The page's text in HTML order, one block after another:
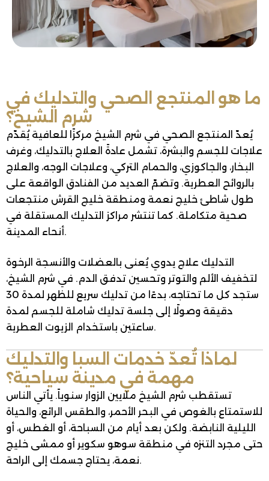
ما هو المنتجع الصحي والتدليك في
شرم الشيخ؟
يُعدّ المنتجع الصحي في شرم الشيخ مركزًا للعافية يُقدّم
علاجات للجسم والبشرة، تشمل عادةً العلاج بالتدليك، وغرف
البخار، والجاكوزي، والحمام التركي، وعلاجات الوجه، والعلاج
بالروائح العطرية. وتضمّ العديد من الفنادق الواقعة على
طول شاطئ خليج نعمة ومنطقة خليج القرش منتجعات
صحية متكاملة. كما تنتشر مراكز التدليك المستقلة في
أنحاء المدينة.
التدليك علاج يدوي يُعنى بالعضلات والأنسجة الرخوة
لتخفيف الألم والتوتر وتحسين تدفق الدم. في شرم الشيخ،
ستجد كل ما تحتاجه، بدءًا من تدليك سريع للظهر لمدة 30
دقيقة وصولًا إلى جلسة تدليك شاملة للجسم لمدة
ساعتين باستخدام الزيوت العطرية.
لماذا تُعدّ خدمات السبا والتدليك
مهمة في مدينة سياحية؟
تستقطب شرم الشيخ ملايين الزوار سنوياً. يأتي الناس
للاستمتاع بالغوص في البحر الأحمر، والطقس الرائع، والحياة
الليلية النابضة. ولكن بعد أيام من السباحة، أو الغطس، أو
حتى مجرد التنزه في منطقة سوهو سكوير أو ممشى خليج
نعمة، يحتاج جسمك إلى الراحة.